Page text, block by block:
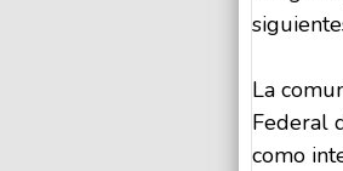
La
Federal
como